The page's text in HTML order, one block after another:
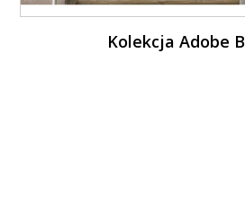
Kolekcja Adobe